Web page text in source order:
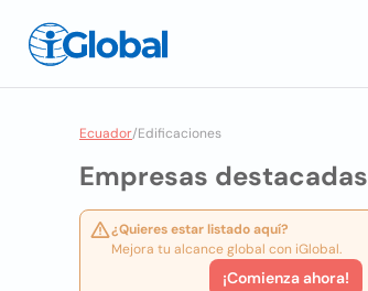
Ecuador/Edificaciones
Empresas destacadas
¿Quieres estar listado aquí?
Mejora tu alcance global con iGlobal.
¡Comienza ahora!